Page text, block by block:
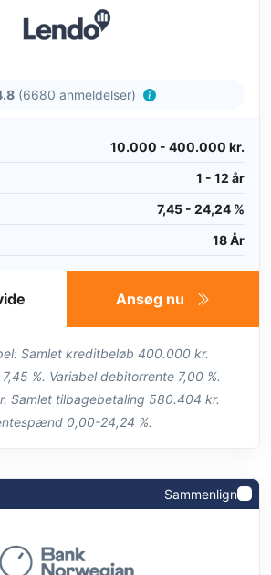
(6680 anmeldelser)
10.000 - 400.000 kr.
1 - 12 år
7,45 - 24,24 %
18 År
Ansøg nu
Samlet kreditbeløb 400.000 kr.
%. Variabel debitorrente 7,00 %.
Samlet tilbagebetaling 580.404 kr.
0,00-24,24 %.
Sammenlign